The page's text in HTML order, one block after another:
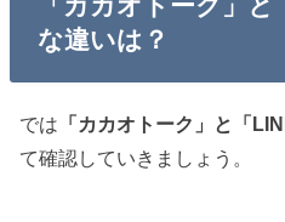
な違いは？
では 「カカオトーク」と「
て確認していきましょう。